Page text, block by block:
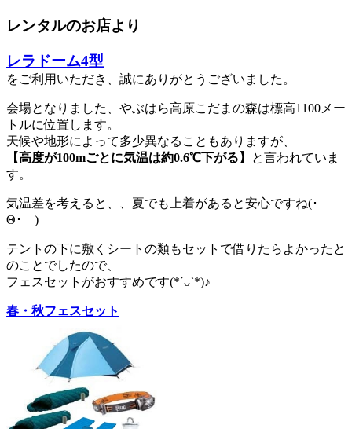
レンタルのお店より
レラドーム4型
をご利用いただき、誠にありがとうございました。
会場となりました、やぶはら高原こだまの森は標高1100メー
トルに位置します。
天候や地形によって多少異なることもありますが、
【高度が100mごとに気温は約0.6℃下がる】
と言われていま
す。
気温差を考えると、、夏でも上着があると安心ですね(･
Θ･ゞ)
テントの下に敷くシートの類もセットで借りたらよかったと
のことでしたので、
フェスセットがおすすめです(*´ᴗ`*)♪
春・秋フェスセット